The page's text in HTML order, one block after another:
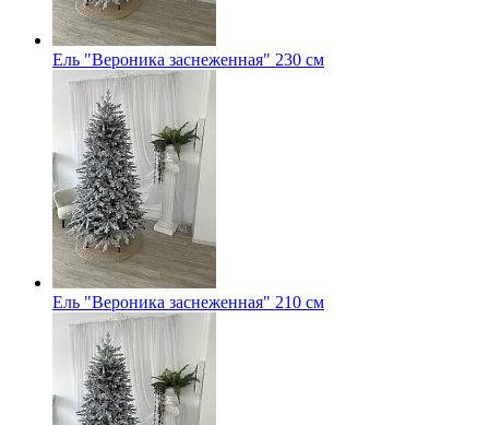
Ель "Вероника заснеженная" 230 см
Ель "Вероника заснеженная" 210 см